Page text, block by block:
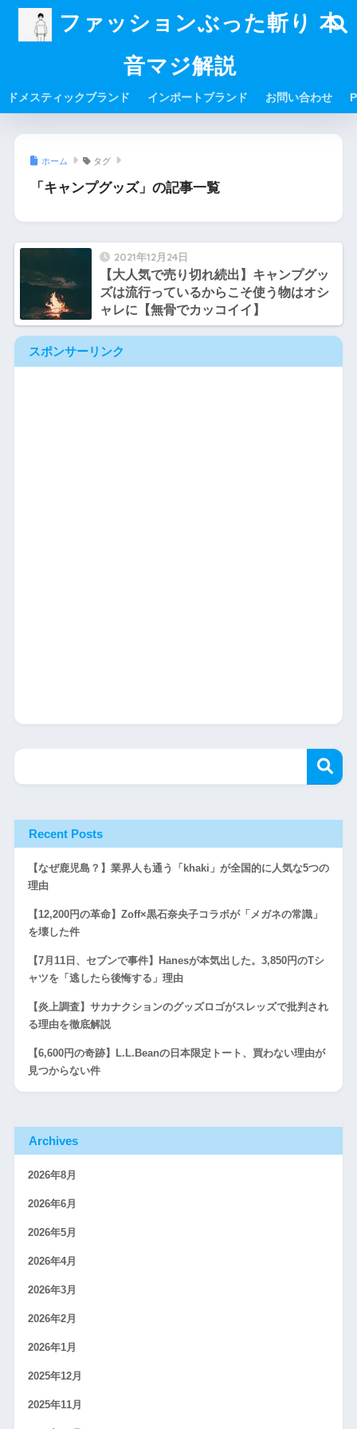
ファッションぶった斬り 本
音マジ解説
ドメスティックブランド インポートブランド お問い合わせ
ホーム タグ
「キャンプグッズ」の記事一覧
2021年12月24日
【大人気で売り切れ続出】キャンプグッ
ズは流行っているからこそ使う物はオシ
ャレに【無骨でカッコイイ】
スポンサーリンク
Recent Posts
【なぜ鹿児島？】業界人も通う「khaki」が全国的に人気な5つの
理由
【12,200円の革命】Zoff×黒石奈央子コラボが「メガネの常識」
を壊した件
【7月11日、セブンで事件】Hanesが本気出した。3,850円のTシ
ャツを「逃したら後悔する」理由
【炎上調査】サカナクションのグッズロゴがスレッズで批判され
る理由を徹底解説
【6,600円の奇跡】L.L.Beanの日本限定トート、買わない理由が
見つからない件
Archives
2026年8月
2026年6月
2026年5月
2026年4月
2026年3月
2026年2月
2026年1月
2025年12月
2025年11月